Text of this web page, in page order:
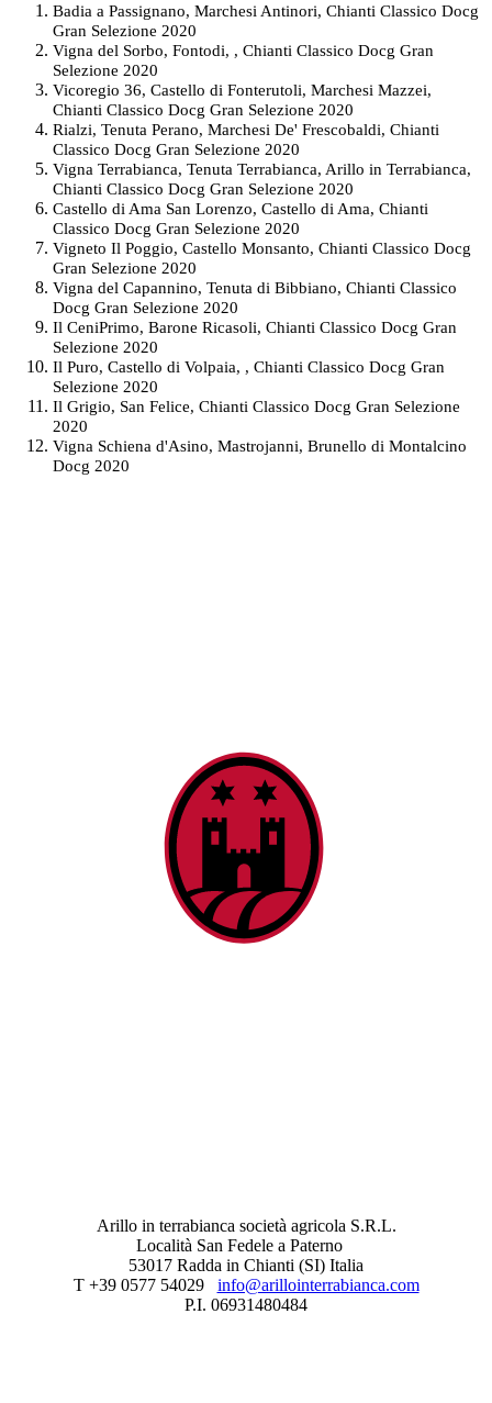
Badia a Passignano, Marchesi Antinori, Chianti Classico Docg
Gran Selezione 2020
Vigna del Sorbo, Fontodi, , Chianti Classico Docg Gran
Selezione 2020
Vicoregio 36, Castello di Fonterutoli, Marchesi Mazzei,
Chianti Classico Docg Gran Selezione 2020
Rialzi, Tenuta Perano, Marchesi De' Frescobaldi, Chianti
Classico Docg Gran Selezione 2020
Vigna Terrabianca, Tenuta Terrabianca, Arillo in Terrabianca,
Chianti Classico Docg Gran Selezione 2020
Castello di Ama San Lorenzo, Castello di Ama, Chianti
Classico Docg Gran Selezione 2020
Vigneto Il Poggio, Castello Monsanto, Chianti Classico Docg
Gran Selezione 2020
Vigna del Capannino, Tenuta di Bibbiano, Chianti Classico
Docg Gran Selezione 2020
Il CeniPrimo, Barone Ricasoli, Chianti Classico Docg Gran
Selezione 2020
Il Puro, Castello di Volpaia, , Chianti Classico Docg Gran
Selezione 2020
Il Grigio, San Felice, Chianti Classico Docg Gran Selezione
2020
Vigna Schiena d'Asino, Mastrojanni, Brunello di Montalcino
Docg 2020
Arillo in terrabianca società agricola S.R.L.
Località San Fedele a Paterno
53017 Radda in Chianti (SI) Italia
T +39 0577 54029 info@arillointerrabianca.com
P.I. 06931480484